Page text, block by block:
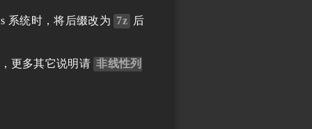
系统时，将后缀改为 7z 后
，更多其它说明请 非线性列